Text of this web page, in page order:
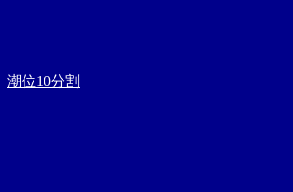
潮位10分割